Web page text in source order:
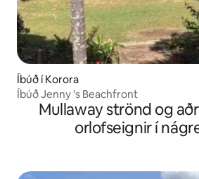
Íbúð í Korora
Íbúð Jenny 's Beachfront
Mullaway strönd og
orlofseignir í